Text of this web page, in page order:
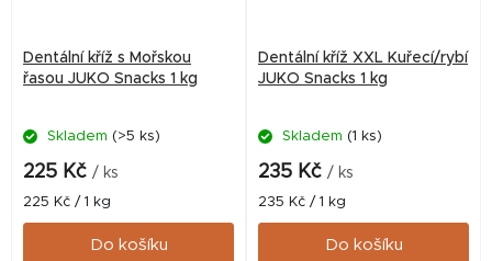
Dentální kříž s Mořskou
řasou JUKO Snacks 1 kg
Skladem (>5 ks)
225 Kč / ks
Měrná
cena:
225 Kč / 1 kg
Do košíku
Dentální kříž XXL Kuřecí/rybí
JUKO Snacks 1 kg
Průměrné
hodnocení
je
5,0
Skladem (1 ks)
235 Kč / ks
Měrná
cena:
235 Kč / 1 kg
Do košíku